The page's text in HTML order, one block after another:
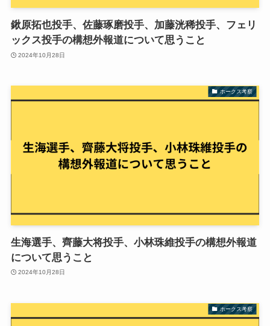
鍬原拓也投手、佐藤琢磨投手、加藤洸稀投手、フェリ
ックス投手の構想外報道について思うこと
2024年10月28日
ホークス考察
生海選手、齊藤大将投手、小林珠維投手の構想外報道
について思うこと
2024年10月28日
ホークス考察